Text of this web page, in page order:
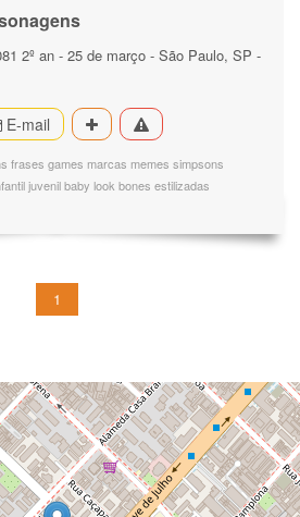
2º an - 25 de março - São Paulo, SP -
E-mail
frases games marcas memes simpsons
juvenil baby look bones estilizadas
1